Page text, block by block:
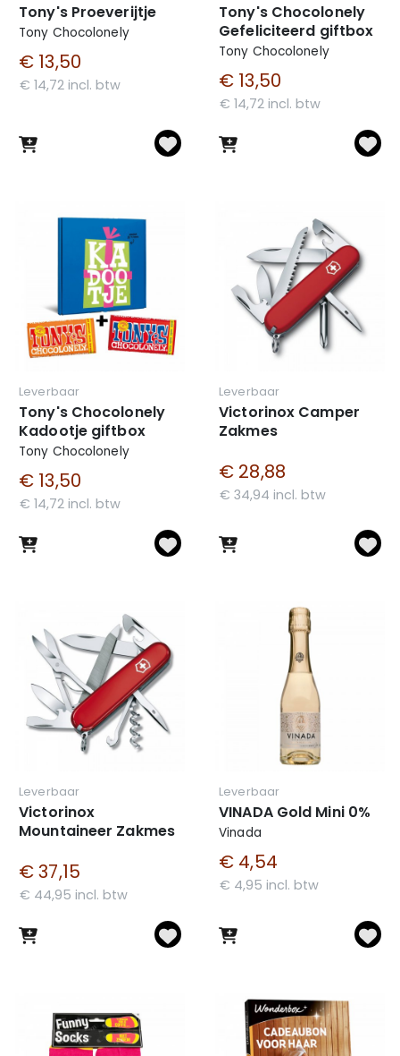
Tony's Proeverijtje
Tony Chocolonely
€ 13,50
€ 14,72 incl. btw
Tony's Chocolonely
Gefeliciteerd giftbox
Tony Chocolonely
€ 13,50
€ 14,72 incl. btw
Leverbaar
Tony's Chocolonely
Kadootje giftbox
Tony Chocolonely
€ 13,50
€ 14,72 incl. btw
Leverbaar
Victorinox Camper
Zakmes
€ 28,88
€ 34,94 incl. btw
Leverbaar
Victorinox
Mountaineer Zakmes
€ 37,15
€ 44,95 incl. btw
Leverbaar
VINADA Gold Mini 0%
Vinada
€ 4,54
€ 4,95 incl. btw